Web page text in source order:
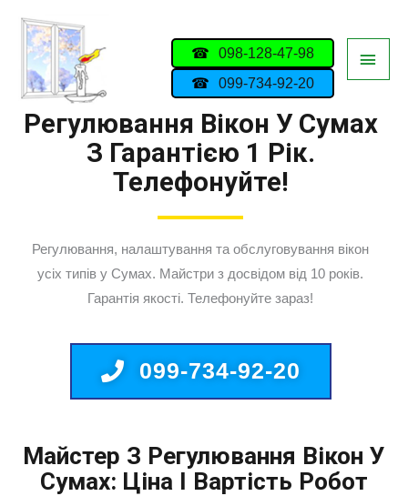
098-128-47-98
099-734-92-20
Регулювання Вікон У Сумах
З Гарантією 1 Рік.
Телефонуйте!
Регулювання, налаштування та обслуговування вікон
усіх типів у Сумах. Майстри з досвідом від 10 років.
Гарантія якості. Телефонуйте зараз!
099-734-92-20
Майстер З Регулювання Вікон У
Сумах: Ціна І Вартість Робот